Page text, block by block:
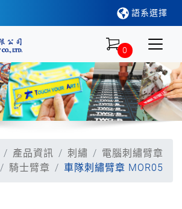
語系選擇
0
產品資訊 刺繡
電腦刺繡臂章
騎士臂章
車隊刺繡臂章 MOR05